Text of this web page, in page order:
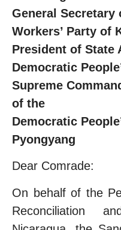
General Secretary
Workers’ Party of
President of State
Democratic
Supreme
of the
Democratic
Pyongyang
Dear Comrade:
On behalf of the
Reconciliation